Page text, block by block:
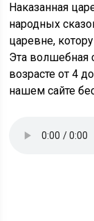
Наказанная
народных
царевне,
Эта волшебная
возрасте от 4
нашем сайте